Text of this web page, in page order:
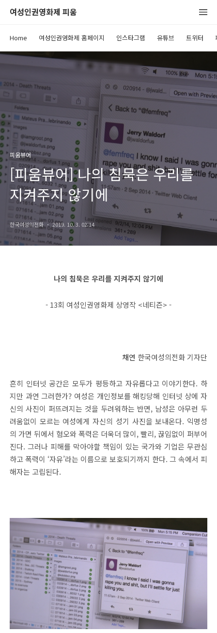
여성인권영화제 피움
Home 여성인권영화제 홈페이지 인스타그램 유튜브 트위터
피움뷰어
[피움뷰어] 나의 침묵은 우리를
지켜주지 않기에
한국여성의전화 2019. 10. 3. 02:14
나의 침묵은 우리를 지켜주지 않기에
- 13회 여성인권영화제 상영작 <네티즌> -
채연 한국여성의전화 기자단
흔히 인터넷 공간은 모두가 평등하고 자유롭다고 이야기한다. 하
지만 과연 그러한가? 여성은 개인정보를 해킹당해 인터넷 상에 자
신의 사진이 퍼뜨려지는 것을 두려워하는 반면, 남성은 아무런 두
려움없이 모르는 여성에게 자신의 성기 사진을 보내온다. 익명성
의 가면 뒤에서 혐오와 폭력은 더욱더 많이, 빨리, 끊임없이 퍼부어
진다. 그러나 피해를 막아야할 책임이 있는 국가와 기업은 무관심
하고 폭력이 ‘자유’라는 이름으로 보호되기까지 한다. 그 속에서 피
해자는 고립된다.